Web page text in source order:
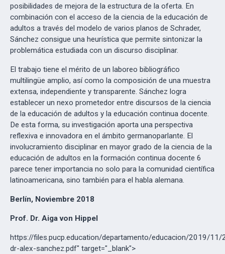
posibilidades de mejora de la estructura de la oferta. En
combinación con el acceso de la ciencia de la educación de
adultos a través del modelo de varios planos de Schrader,
Sánchez consigue una heurística que permite sintonizar la
problemática estudiada con un discurso disciplinar.
El trabajo tiene el mérito de un laboreo bibliográfico
multilingüe amplio, así como la composición de una muestra
extensa, independiente y transparente. Sánchez logra
establecer un nexo prometedor entre discursos de la ciencia
de la educación de adultos y la educación continua docente.
De esta forma, su investigación aporta una perspectiva
reflexiva e innovadora en el ámbito germanoparlante. El
involucramiento disciplinar en mayor grado de la ciencia de la
educación de adultos en la formación continua docente 6
parece tener importancia no solo para la comunidad científica
latinoamericana, sino también para el habla alemana.
Berlín, Noviembre 2018
Prof. Dr. Aiga von Hippel
https://files.pucp.education/departamento/educacion/2019/
dr-alex-sanchez.pdf" target="_blank">